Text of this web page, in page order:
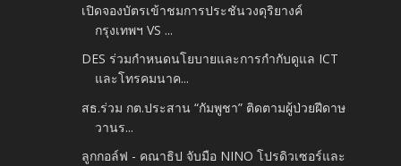
เปิดจองบัตรเข้าชมการประชันวงดุริยางค์
กรุงเทพฯ VS ...
DES ร่วมกำหนดนโยบายและการกำกับดูแล ICT
และโทรคมนาค...
สธ.ร่วม กต.ประสาน “กัมพูชา” ติดตามผู้ป่วยฝีดาษ
วานร...
ลูกกอล์ฟ - คณาธิป จับมือ NINO โปรดิวเซอร์และ